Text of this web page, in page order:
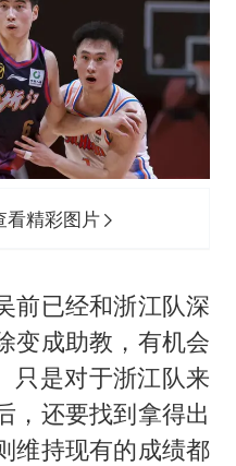
看精彩图片
前已经和浙江队深
变成助教，有机会
只是对于浙江队来
，还要找到拿得出
维持现有的成绩都